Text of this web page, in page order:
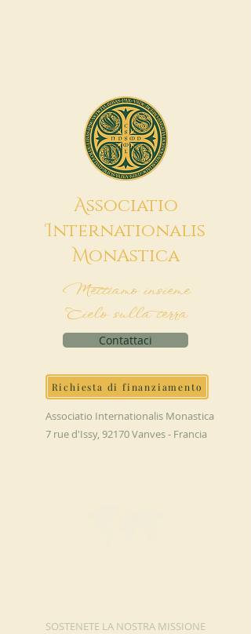
Associatio
Internationalis
MonAstica
Mettiamo insieme
Cielo sulla terra
Contattaci
Richiesta di finanziamento
Associatio Internationalis Monastica
7 rue d'Issy, 92170 Vanves - Francia
SOSTENETE LA NOSTRA MISSIONE